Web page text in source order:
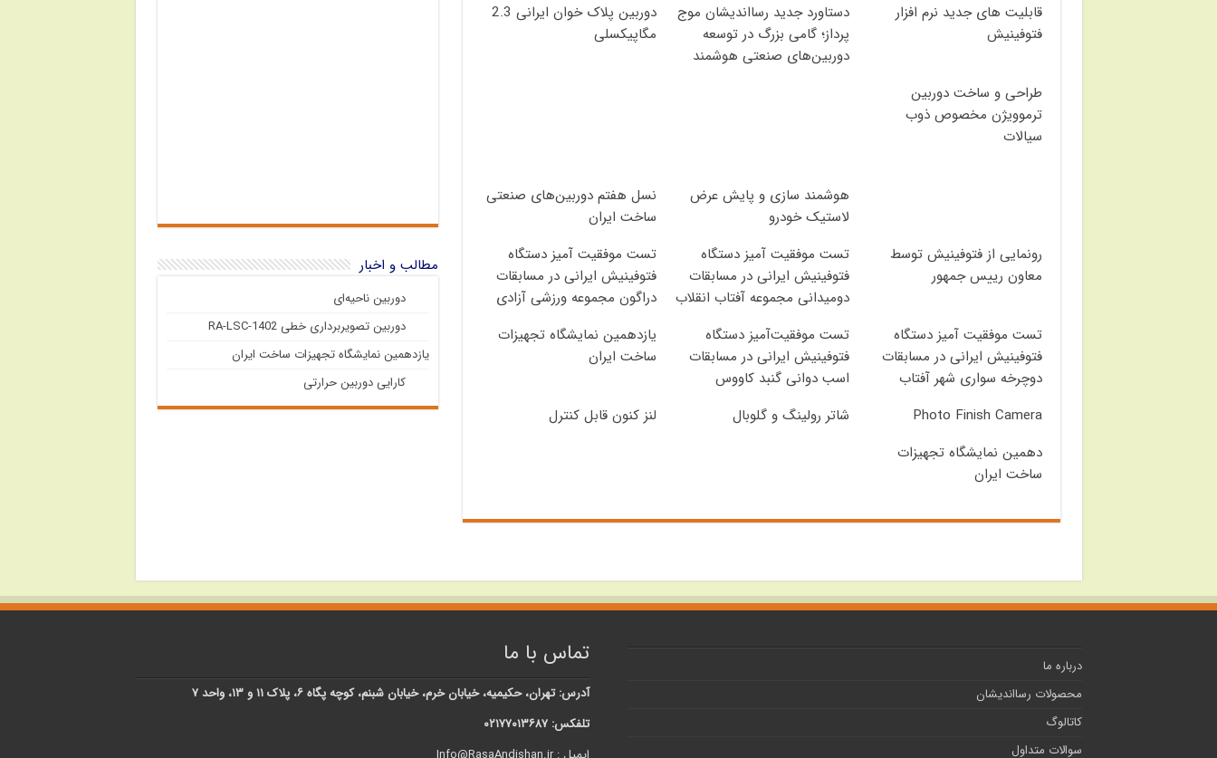
قابلیت های جدید نرم افزار
فتوفینیش
دستاورد جدید رسااندیشان موج
پرداز؛ گامی بزرگ در توسعه
دوربین‌های صنعتی هوشمند
دوربین پلاک خوان ایرانی 2.3
مگاپیکسلی
طراحی و ساخت دوربین
ترموویژن مخصوص ذوب
سیالات
هوشمند سازی و پایش عرض
لاستیک خودرو
نسل هفتم دوربین‌های صنعتی
ساخت ایران
رونمایی از فتوفینیش توسط
معاون رییس جمهور
تست موفقیت آمیز دستگاه
فتوفینیش ایرانی در مسابقات
دومیدانی مجموعه آفتاب انقلاب
تست موفقیت آمیز دستگاه
فتوفینیش ایرانی در مسابقات
دراگون مجموعه ورزشی آزادی
تست موفقیت آمیز دستگاه
فتوفینیش ایرانی در مسابقات
دوچرخه سواری شهر آفتاب
تست موفقیت‌آمیز دستگاه
فتوفینیش ایرانی در مسابقات
اسب دوانی گنبد کاووس
یازدهمین نمایشگاه تجهیزات
ساخت ایران
Photo Finish Camera شاتر رولینگ و گلوبال
لنز کنون قابل کنترل
دهمین نمایشگاه تجهیزات
ساخت ایران
مطالب و اخبار
دوربین ناحیه‌ای
دوربین تصویربرداری خطی RA-LSC-1402
یازدهمین نمایشگاه تجهیزات ساخت ایران
کارایی دوربین حرارتی
درباره ما
محصولات رسااندیشان
کاتالوگ
سوالات متداول
تماس با ما
آدرس: تهران، حکیمیه، خیابان خرم، خیابان شبنم، کوچه پگاه ۶، پلاک ۱۱ و ۱۳، واحد ۷
تلفکس: ۰۲۱۷۷۰۱۳۶۸۷